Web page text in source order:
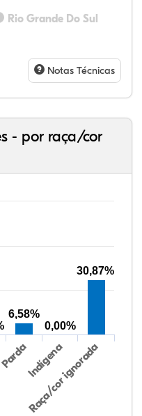
Rio Grande Do Sul
Notas Técnicas
- por raça/cor
PardaIndígena
Raça/cor ignorada
6,58%
0,00%
30,87%